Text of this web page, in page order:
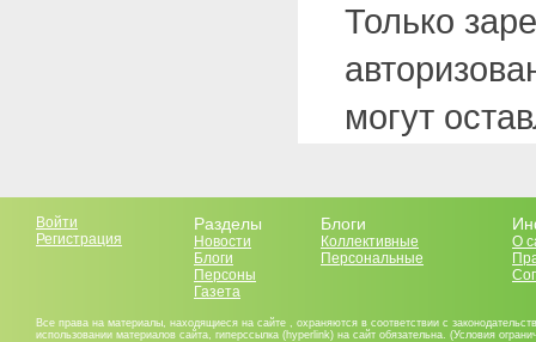
Только
могут
Войти
Регистрация
Разделы
Новости
Блоги
Персоны
Газета
Блоги
Коллективные
Персональные
О
Все права на материалы, находящиеся на сайте , охраняются в соответствии с
использовании материалов сайта, гиперссылка (hyperlink) на сайт обязательна. (Условия